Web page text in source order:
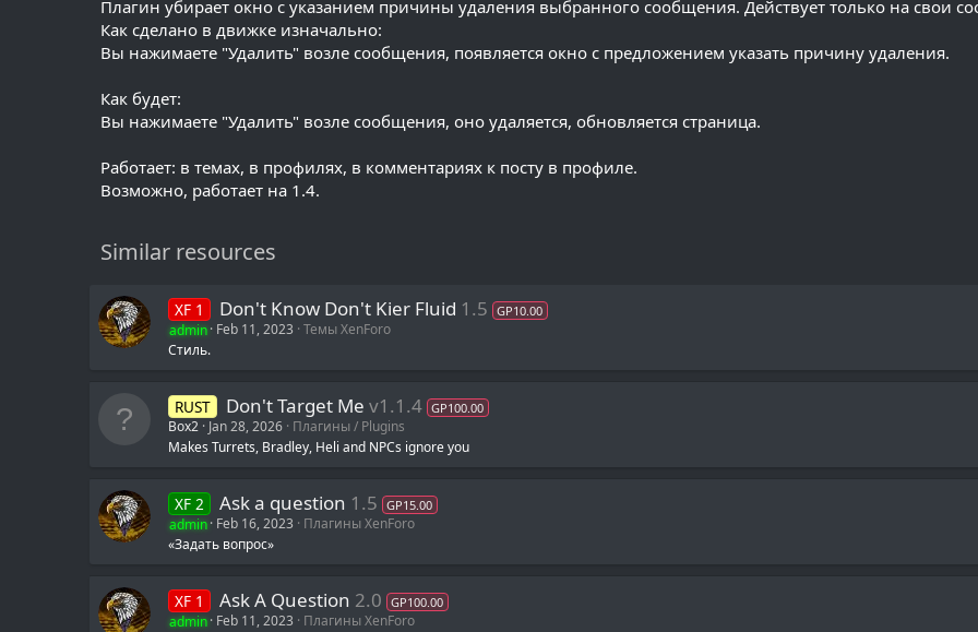
e
Плагин убирает окно с указанием причины удаления выбранного сообщения. Действует только на свои
Как сделано в движке изначально:
Вы нажимаете "Удалить" возле сообщения, появляется окно с предложением указать причину удаления.
Как будет:
Вы нажимаете "Удалить" возле сообщения, оно удаляется, обновляется страница.
Работает: в темах, в профилях, в комментариях к посту в профиле.
Возможно, работает на 1.4.
Similar resources
XF 1 Don't Know Don't Kier Fluid 1.5 GP10.00
admin Feb 11, 2023 Темы XenForo
Стиль.
RUST Don't Target Me v1.1.4 GP100.00
Box2 Jan 28, 2026 Плагины / Plugins
Makes Turrets, Bradley, Heli and NPCs ignore you
XF 2 Ask a question 1.5 GP15.00
admin Feb 16, 2023
Плагины XenForo
«Задать вопрос»
XF 1 Ask A Question 2.0 GP100.00
admin Feb 11, 2023 Плагины XenForo